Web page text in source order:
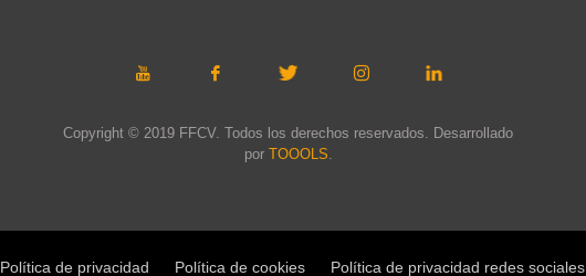
Copyright © 2019 FFCV. Todos los derechos reservados. Desarrollado
por TOOOLS
Política de privacidad Política de cookies Política de privacidad redes sociales